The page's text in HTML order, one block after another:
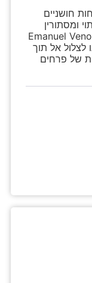
בעולם המפתה של הבשמים, שם ניחוחות חושניים
ומסתוריים מתמזגים עם אווירה של פיתוי ומסתורין
בלתי ניתנים לעצירה, שוכן בושם Emanuel Venom 11
– יצירת אמנות חושנית, המזמינה אותנו לצלול אל תוך
חוויה מרגשת ומעורפלת, מלאת ניחוחות של פרחים